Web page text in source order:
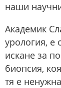
наши
Академик
урология, е
искане за
биопсия,
тя е